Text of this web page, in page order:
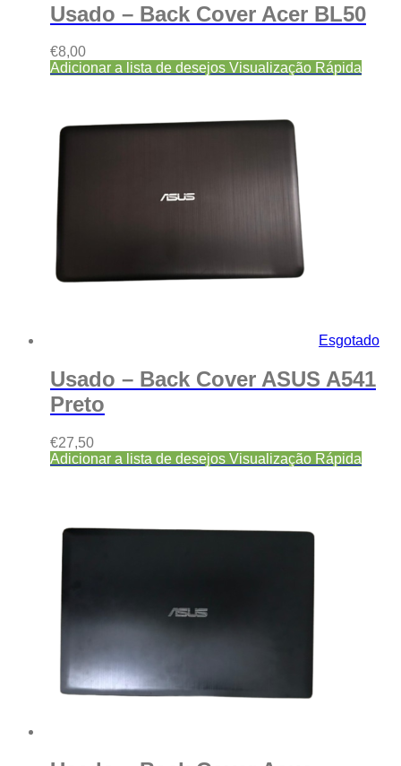
Usado – Back Cover Acer BL50
€8,00
Adicionar a lista de desejos Visualização Rápida
Esgotado
Usado – Back Cover ASUS A541
Preto
€27,50
Adicionar a lista de desejos Visualização Rápida